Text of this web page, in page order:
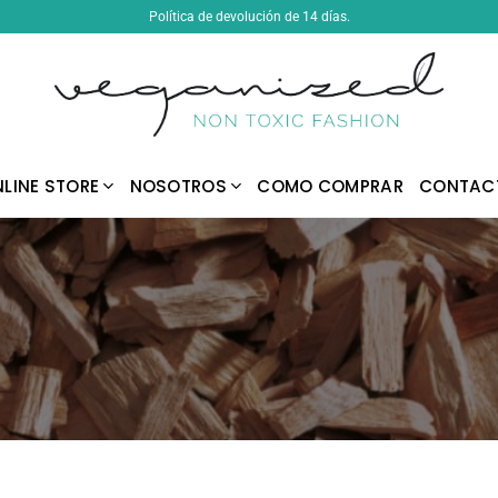
Política de devolución de 14 días.
STORE NOSOTROS COMO COMPRAR